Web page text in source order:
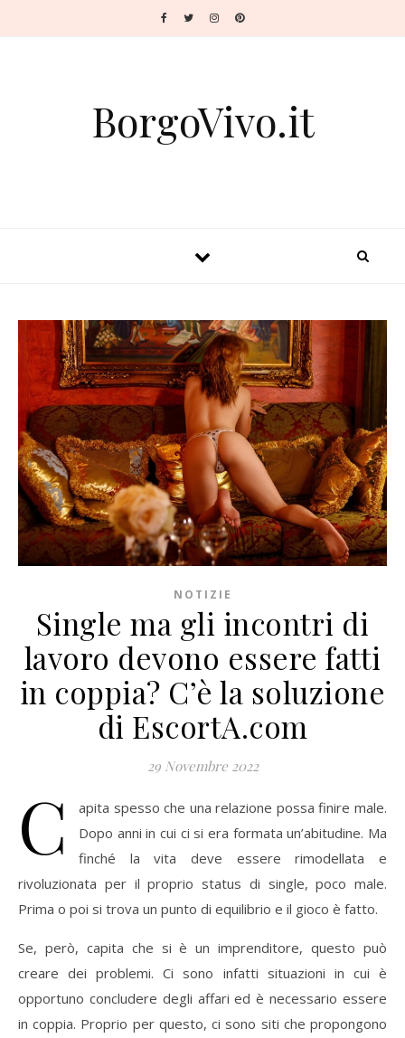
BorgoVivo.it
NOTIZIE
Single ma gli incontri di
lavoro devono essere fatti
in coppia? C’è la soluzione
di EscortA.com
29 Novembre 2022
C
apita spesso che una relazione possa finire male.
Dopo anni in cui ci si era formata un’abitudine. Ma
finché la vita deve essere rimodellata e
rivoluzionata per il proprio status di single, poco male.
Prima o poi si trova un punto di equilibrio e il gioco è fatto.
Se, però, capita che si è un imprenditore, questo può
creare dei problemi. Ci sono infatti situazioni in cui è
opportuno concludere degli affari ed è necessario essere
in coppia. Proprio per questo, ci sono siti che propongono